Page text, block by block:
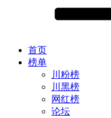
首页
榜单
川粉榜
川黑榜
网红榜
论坛